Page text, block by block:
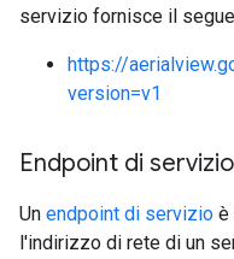
servizio fornisce il
https://
version=v1
Endpoint di servizio
Un endpoint di servizio è
l'indirizzo di rete di un